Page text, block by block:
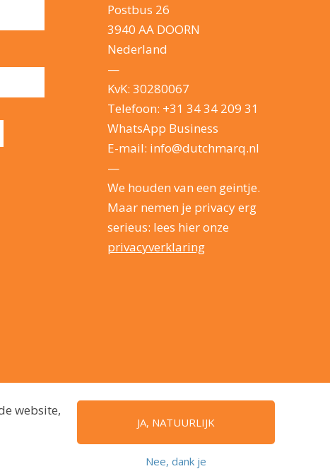
Postbus 26
3940 AA DOORN
Nederland
—
KvK: 30280067
Telefoon: +31 34 34 209 31
WhatsApp Business
E-mail: info@dutchmarq.nl
—
We houden van een geintje.
Maar nemen je privacy erg
serieus: lees hier onze
privacyverklaring
website,
JA, NATUURLIJK
Nee, dank je